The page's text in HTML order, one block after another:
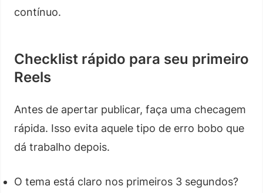
contínuo.
Checklist rápido para seu primeiro
Reels
Antes de apertar publicar, faça uma checagem
rápida. Isso evita aquele tipo de erro bobo que
dá trabalho depois.
O tema está claro nos primeiros 3 segundos?